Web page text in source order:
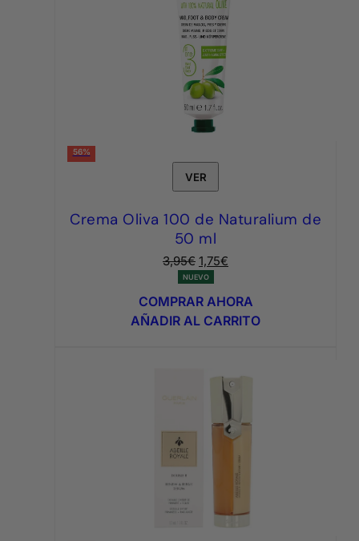
56%
VER
Crema Oliva 100 de Naturalium de
50 ml
3,95€ El
precio
original
era:
1,75€
actual
es:
NUEVO
COMPRAR AHORA
AÑADIR AL CARRITO